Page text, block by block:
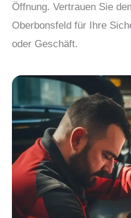
Öffnung. Vertrauen Sie
Oberbonsfeld für Ihre
oder Geschäft.